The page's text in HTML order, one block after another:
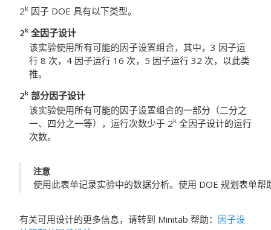
2k 因子 DOE 具有以下类型。
2k 全因子设计
该实验使用所有可能的因子设置组合，其中，3 因子运
行 8 次，4 因子运行 16 次，5 因子运行 32 次，以此类
推。
2k 部分因子设计
该实验使用所有可能的因子设置组合的一部分（二分之
一、四分之一等），运行次数少于 2k 全因子设计的运行
次数。
注意
使用此表单记录实验中的数据分析。使用 DOE 规划表单帮
有关可用设计的更多信息，请转到 Minitab 帮助： 因子设